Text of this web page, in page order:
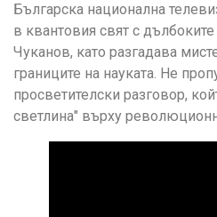
Българска национална
в квантовия свят с
Чуканов, като разгадава
границите на науката. Не
просветителски разговор,
светлина" върху